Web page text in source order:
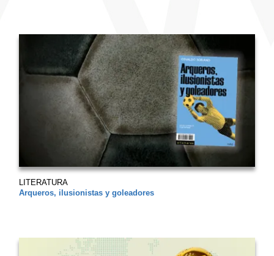
LITERATURA
Arqueros, ilusionistas y goleadores